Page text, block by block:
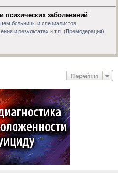
психических заболеваний
больницы и специалистов,
и результатах и т.п. (Премодерация)
Перейти